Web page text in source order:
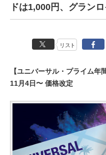
ドは1,000円、グラン
リスト
【ユニバーサル・プライム年
11月4日〜 価格改定